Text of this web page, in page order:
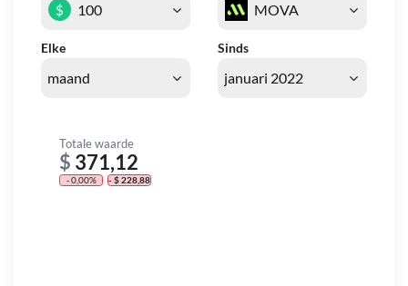
Elke Sinds
$
Totale waarde
$ 371,12
- 0,00% - $ 228,88